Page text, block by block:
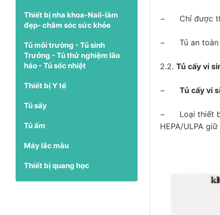
Thiết bị nha khoa-Nail-làm
đẹp- chăm sóc sức khỏe
Tủ môi trường - Tủ sinh
Trưởng - Tủ thử nghiệm lão
háo - Tủ sốc nhiệt
Thiết bị Y tế
Tủ sấy
Tủ ấm
Máy lắc mẫu
Thiết bị quang học
− Chỉ được
− Tủ an
2.2. Tủ cấy vi
− Tủ cấy vi
−
Loại thiết
HEPA/ULPA